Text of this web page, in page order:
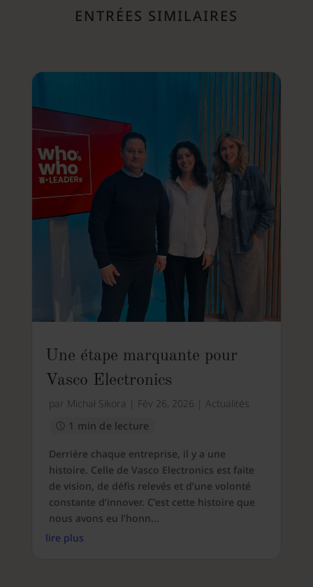
ENTRÉES SIMILAIRES
Une étape marquante pour
Vasco Electronics
par Michał Sikora Fév 26, 2026
Actualités
1 min de lecture
Derrière chaque entreprise, il y a une
histoire. Celle de Vasco Electronics est faite
de vision, de défis relevés et d’une volonté
constante d’innover. C’est cette histoire que
nous avons eu l’honn...
lire plus